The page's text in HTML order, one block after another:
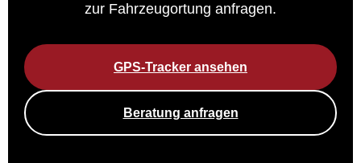
zur Fahrzeugortung anfragen.
GPS-Tracker ansehen
Beratung anfragen